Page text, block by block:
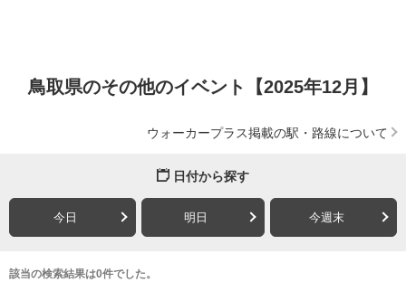
鳥取県のその他のイベント【2025年12月】
ウォーカープラス掲載の駅・路線について
日付から探す
今日 明日 今週末
該当の検索結果は0件でした。